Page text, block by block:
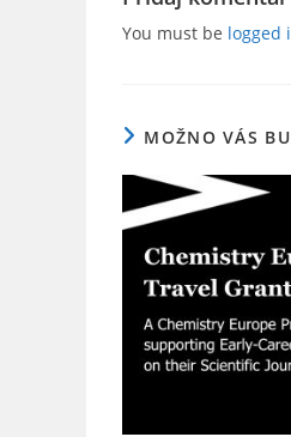
b
o
k
You must be logged
MOŽNO VÁS